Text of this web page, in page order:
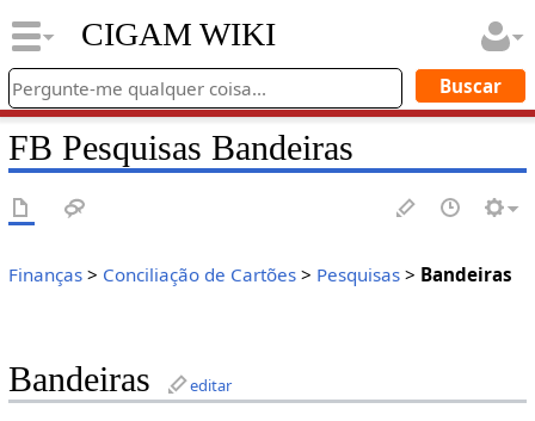
CIGAM WIKI
FB Pesquisas Bandeiras
Finanças> Conciliação de Cartões> Pesquisas> Bandeiras
Bandeiras editar